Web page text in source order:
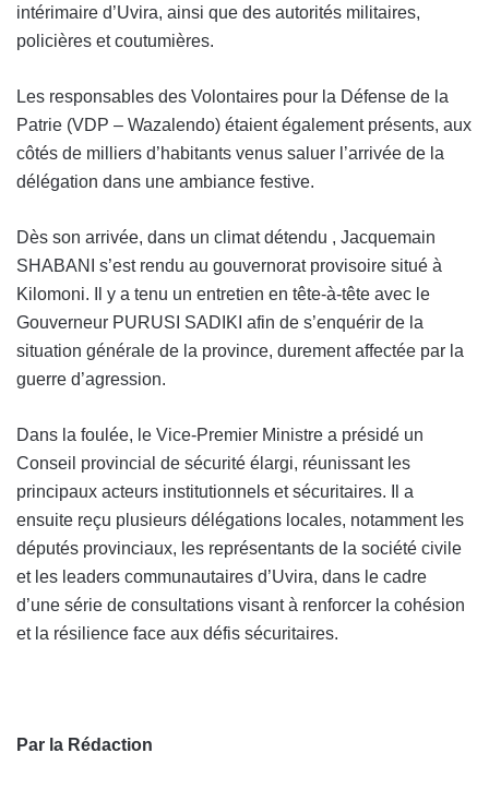
intérimaire d’Uvira, ainsi que des autorités militaires,
policières et coutumières.
Les responsables des Volontaires pour la Défense de la
Patrie (VDP – Wazalendo) étaient également présents, aux
côtés de milliers d’habitants venus saluer l’arrivée de la
délégation dans une ambiance festive.
Dès son arrivée, dans un climat détendu , Jacquemain
SHABANI s’est rendu au gouvernorat provisoire situé à
Kilomoni. Il y a tenu un entretien en tête-à-tête avec le
Gouverneur PURUSI SADIKI afin de s’enquérir de la
situation générale de la province, durement affectée par la
guerre d’agression.
Dans la foulée, le Vice-Premier Ministre a présidé un
Conseil provincial de sécurité élargi, réunissant les
principaux acteurs institutionnels et sécuritaires. Il a
ensuite reçu plusieurs délégations locales, notamment les
députés provinciaux, les représentants de la société civile
et les leaders communautaires d’Uvira, dans le cadre
d’une série de consultations visant à renforcer la cohésion
et la résilience face aux défis sécuritaires.
Par la Rédaction